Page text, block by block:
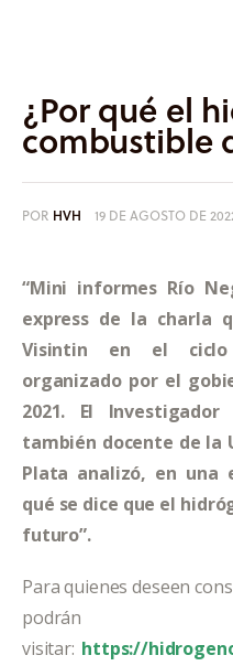
¿Por qué el
combustible
POR HVH 19 DE AGOSTO DE
“Mini informes Río
express de la charla
Visintin en el ciclo
organizado por el
2021. El
también docente de la
Plata analizó, en una
qué se dice que el
futuro”.
Para quienes deseen
podrán
visitar: https://